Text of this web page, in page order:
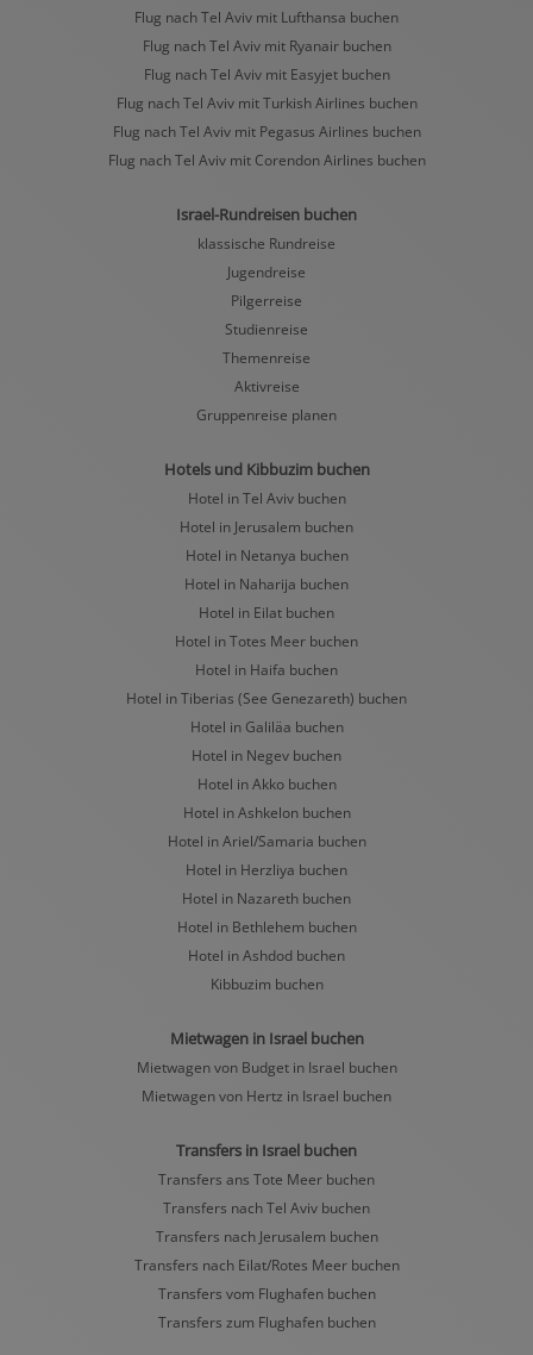
Flug nach Tel Aviv mit Lufthansa buchen
Flug nach Tel Aviv mit Ryanair buchen
Flug nach Tel Aviv mit Easyjet buchen
Flug nach Tel Aviv mit Turkish Airlines buchen
Flug nach Tel Aviv mit Pegasus Airlines buchen
Flug nach Tel Aviv mit Corendon Airlines buchen
Israel-Rundreisen buchen
klassische Rundreise
Jugendreise
Pilgerreise
Studienreise
Themenreise
Aktivreise
Gruppenreise planen
Hotels und Kibbuzim buchen
Hotel in Tel Aviv buchen
Hotel in Jerusalem buchen
Hotel in Netanya buchen
Hotel in Naharija buchen
Hotel in Eilat buchen
Hotel in Totes Meer buchen
Hotel in Haifa buchen
Hotel in Tiberias (See Genezareth) buchen
Hotel in Galiläa buchen
Hotel in Negev buchen
Hotel in Akko buchen
Hotel in Ashkelon buchen
Hotel in Ariel/Samaria buchen
Hotel in Herzliya buchen
Hotel in Nazareth buchen
Hotel in Bethlehem buchen
Hotel in Ashdod buchen
Kibbuzim buchen
Mietwagen in Israel buchen
Mietwagen von Budget in Israel buchen
Mietwagen von Hertz in Israel buchen
Transfers in Israel buchen
Transfers ans Tote Meer buchen
Transfers nach Tel Aviv buchen
Transfers nach Jerusalem buchen
Transfers nach Eilat/Rotes Meer buchen
Transfers vom Flughafen buchen
Transfers zum Flughafen buchen